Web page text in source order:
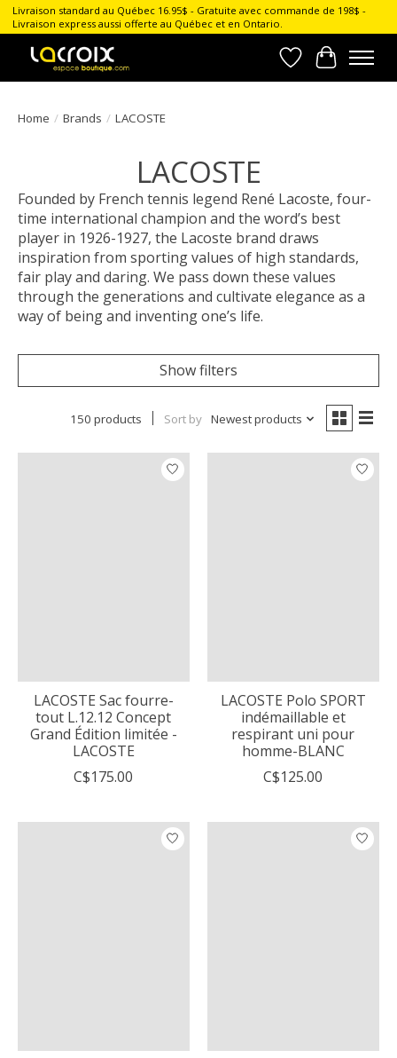
Livraison standard au Québec 16.95$ - Gratuite avec commande de 198$ -
Livraison express aussi offerte au Québec et en Ontario.
Wish List
Cart
Home / Brands / LACOSTE
LACOSTE
Founded by French tennis legend René Lacoste, four-
time international champion and the word’s best
player in 1926-1927, the Lacoste brand draws
inspiration from sporting values of high standards,
fair play and daring. We pass down these values
through the generations and cultivate elegance as a
way of being and inventing one’s life.
Show filters
150 products Sort by Newest products
LACOSTE Sac fourre-
tout L.12.12 Concept
Grand Édition limitée -
LACOSTE
C$175.00
LACOSTE Polo SPORT
indémaillable et
respirant uni pour
homme-BLANC
C$125.00